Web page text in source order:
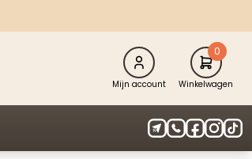
Mijn account
0
Winkelwagen